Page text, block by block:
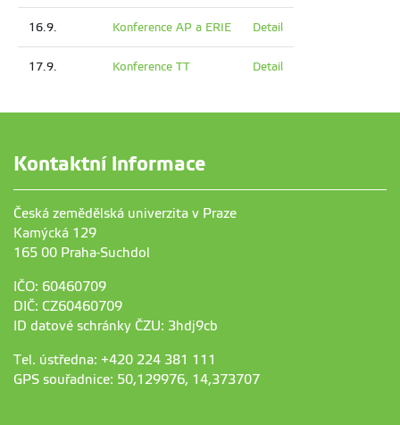
16.9. Konference AP a ERIE Detail
17.9. Konference TT Detail
Kontaktní informace
Česká zemědělská univerzita v Praze
Kamýcká 129
165 00 Praha-Suchdol
IČO: 60460709
DIČ: CZ60460709
ID datové schránky ČZU: 3hdj9cb
Tel. ústředna: +420 224 381 111
GPS souřadnice: 50,129976, 14,373707